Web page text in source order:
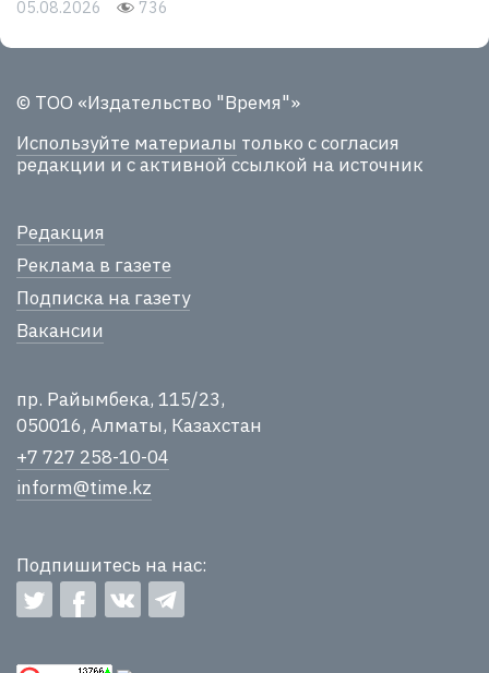
05.08.2026 736
© ТОО «Издательство "Время"»
Используйте материалы только с согласия
редакции и с активной ссылкой на источник
Редакция
Реклама в газете
Подписка на газету
Вакансии
пр. Райымбека, 115/23,
050016, Алматы, Казахстан
+7 727 258-10-04
inform@time.kz
Подпишитесь на нас: